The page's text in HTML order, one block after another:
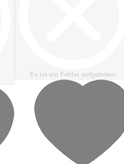
Es ist ein Fehler aufgetreten.